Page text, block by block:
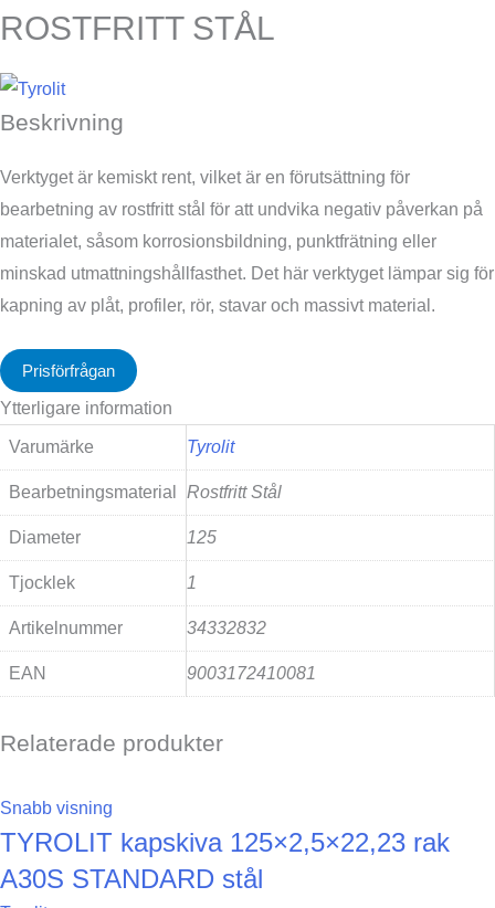
ROSTFRITT STÅL
Beskrivning
Verktyget är kemiskt rent, vilket är en förutsättning för
bearbetning av rostfritt stål för att undvika negativ påverkan på
materialet, såsom korrosionsbildning, punktfrätning eller
minskad utmattningshållfasthet. Det här verktyget lämpar sig för
kapning av plåt, profiler, rör, stavar och massivt material.
Prisförfrågan
Ytterligare information
Varumärke Tyrolit
Bearbetningsmaterial Rostfritt Stål
Diameter 125
Tjocklek 1
Artikelnummer 34332832
EAN 9003172410081
Relaterade produkter
Snabb visning
TYROLIT kapskiva 125×2,5×22,23 rak
A30S STANDARD stål